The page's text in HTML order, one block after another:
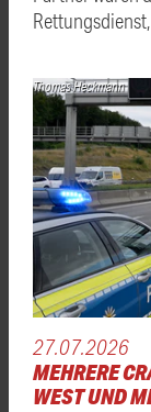
Thomas Heckmann
27.07.2026
MEHRERE
WEST UND